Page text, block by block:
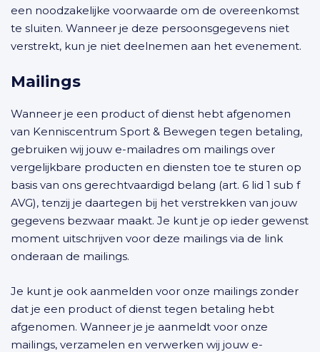
een noodzakelijke voorwaarde om de overeenkomst
te sluiten. Wanneer je deze persoonsgegevens niet
verstrekt, kun je niet deelnemen aan het evenement.
Mailings
Wanneer je een product of dienst hebt afgenomen
van Kenniscentrum Sport & Bewegen tegen betaling,
gebruiken wij jouw e-mailadres om mailings over
vergelijkbare producten en diensten toe te sturen op
basis van ons gerechtvaardigd belang (art. 6 lid 1 sub f
AVG), tenzij je daartegen bij het verstrekken van jouw
gegevens bezwaar maakt. Je kunt je op ieder gewenst
moment uitschrijven voor deze mailings via de link
onderaan de mailings.
Je kunt je ook aanmelden voor onze mailings zonder
dat je een product of dienst tegen betaling hebt
afgenomen. Wanneer je je aanmeldt voor onze
mailings, verzamelen en verwerken wij jouw e-